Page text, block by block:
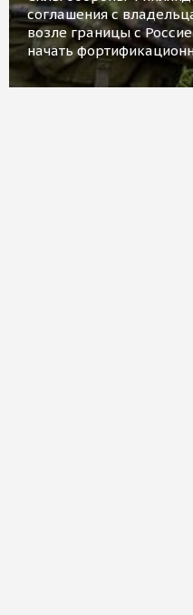
соглашения с
возле границы с
начать